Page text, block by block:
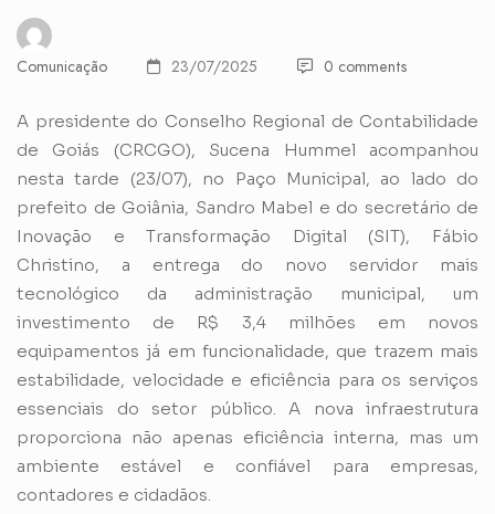
Comunicação 23/07/2025 0 comments
A presidente do Conselho Regional de Contabilidade
de Goiás (CRCGO), Sucena Hummel acompanhou
nesta tarde (23/07), no Paço Municipal, ao lado do
prefeito de Goiânia, Sandro Mabel e do secretário de
Inovação e Transformação Digital (SIT), Fábio
Christino, a entrega do novo servidor mais
tecnológico da administração municipal, um
investimento de R$ 3,4 milhões em novos
equipamentos já em funcionalidade, que trazem mais
estabilidade, velocidade e eficiência para os serviços
essenciais do setor público. A nova infraestrutura
proporciona não apenas eficiência interna, mas um
ambiente estável e confiável para empresas,
contadores e cidadãos.